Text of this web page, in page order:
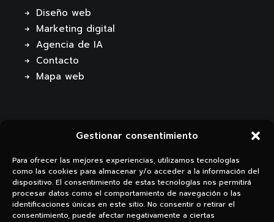
Gestionar consentimiento
Para ofrecer las mejores experiencias, utilizamos tecnologías
como las cookies para almacenar y/o acceder a la información del
dispositivo. El consentimiento de estas tecnologías nos permitirá
procesar datos como el comportamiento de navegación o las
identificaciones únicas en este sitio. No consentir o retirar el
consentimiento, puede afectar negativamente a ciertas
Diseño web
Marketing digital
Agencia de IA
Contacto
Mapa web
Li. Ig.